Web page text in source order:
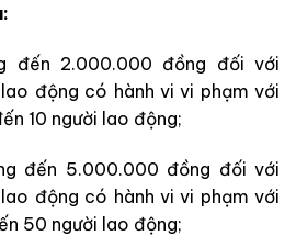
đến 2.000.000 đồng đối với
lao động có hành vi vi phạm với
10 người lao động;
đến 5.000.000 đồng đối với
lao động có hành vi vi phạm với
50 người lao động;